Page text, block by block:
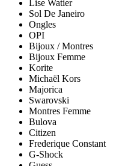
Lise Watier
Sol De Janeiro
Ongles
OPI
Bijoux / Montres
Bijoux Femme
Korite
Michaël Kors
Majorica
Swarovski
Montres Femme
Bulova
Citizen
Frederique Constant
G-Shock